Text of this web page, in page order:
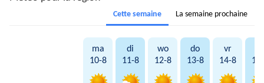
Cette semaine La semaine prochaine
ma
10-8
di
11-8
wo
12-8
do
13-8
vr
14-8